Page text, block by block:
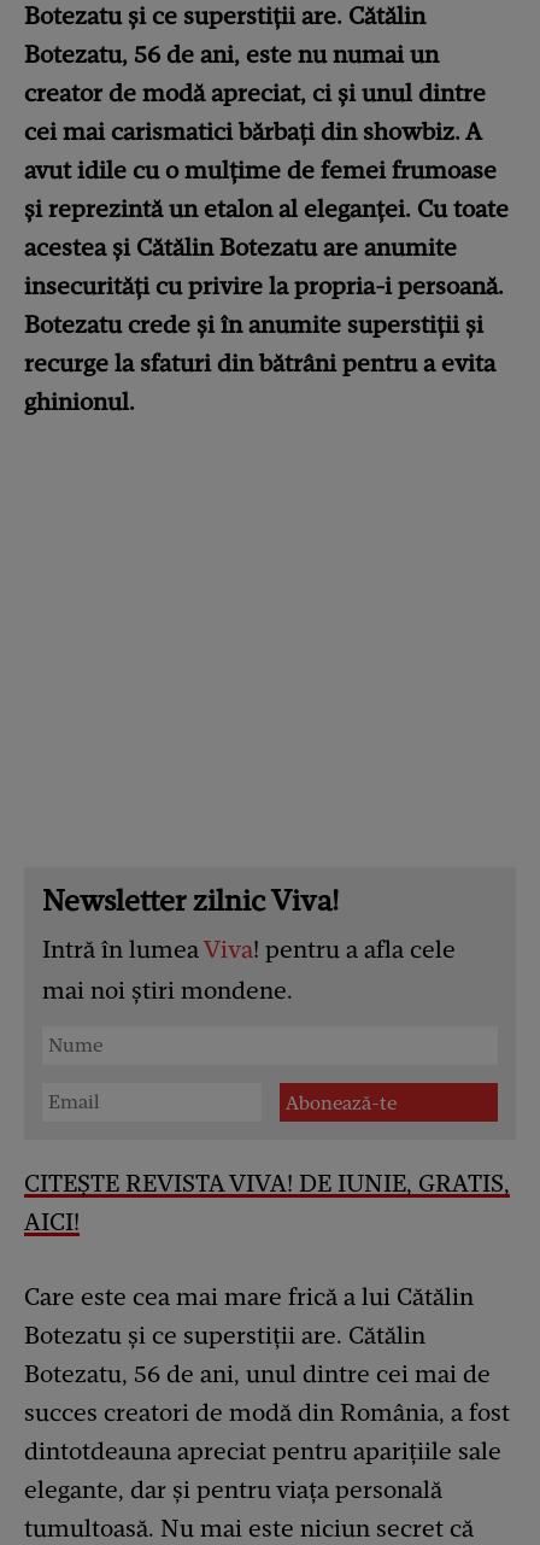
Botezatu și ce superstiții are. Cătălin
Botezatu, 56 de ani, este nu numai un
creator de modă apreciat, ci și unul dintre
cei mai carismatici bărbați din showbiz. A
avut idile cu o mulțime de femei frumoase
și reprezintă un etalon al eleganței. Cu toate
acestea și Cătălin Botezatu are anumite
insecurități cu privire la propria-i persoană.
Botezatu crede și în anumite superstiții și
recurge la sfaturi din bătrâni pentru a evita
ghinionul.
Newsletter zilnic Viva!
Intră în lumeaViva! pentru a afla cele
mai noi știri mondene.
CITEȘTE REVISTA VIVA! DE IUNIE, GRATIS,
AICI!
Care este cea mai mare frică a lui Cătălin
Botezatu și ce superstiții are. Cătălin
Botezatu, 56 de ani, unul dintre cei mai de
succes creatori de modă din România, a fost
dintotdeauna apreciat pentru aparițiile sale
elegante, dar și pentru viața personală
tumultoasă. Nu mai este niciun secret că